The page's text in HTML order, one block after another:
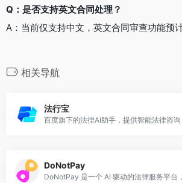
Q：是否支持英文合同处理？
A：当前仅支持中文，英文合同审查功能预
相关导航
法行宝
DoNotPay